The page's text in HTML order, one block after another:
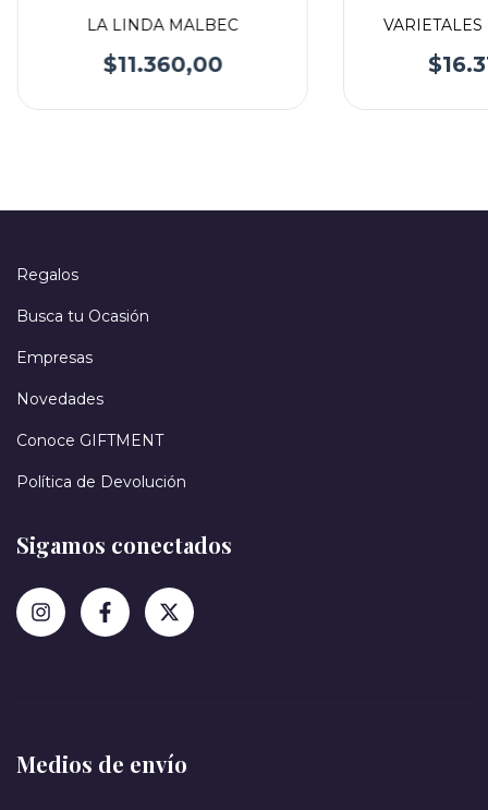
LA LINDA MALBEC
$11.360,00
Regalos
Busca tu Ocasión
Empresas
Novedades
Conoce GIFTMENT
Política de Devolución
Sigamos conectados
Medios de envío